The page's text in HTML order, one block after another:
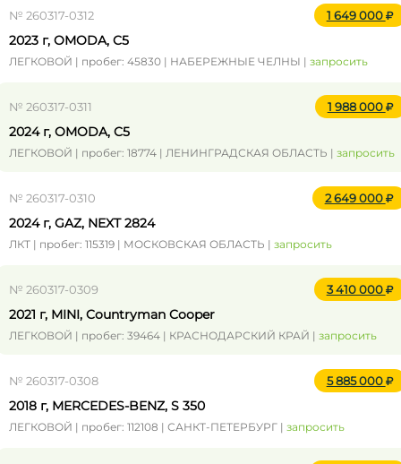
№ 260317-0312 1 649 000
2023 г, OMODA, C5
ЛЕГКОВОЙ | пробег: 45830 | НАБЕРЕЖНЫЕ ЧЕЛНЫ | запросить
№ 260317-0311 1 988 000
2024 г, OMODA, C5
ЛЕГКОВОЙ | пробег: 18774 | ЛЕНИНГРАДСКАЯ ОБЛАСТЬ | запросить
№ 260317-0310 2 649 000
2024 г, GAZ, NEXT 2824
ЛКТ | пробег: 115319 | МОСКОВСКАЯ ОБЛАСТЬ | запросить
№ 260317-0309 3 410 000
2021 г, MINI, Countryman Cooper
ЛЕГКОВОЙ | пробег: 39464 | КРАСНОДАРСКИЙ КРАЙ | запросить
№ 260317-0308 5 885 000
2018 г, MERCEDES-BENZ, S 350
ЛЕГКОВОЙ | пробег: 112108 | САНКТ-ПЕТЕРБУРГ | запросить